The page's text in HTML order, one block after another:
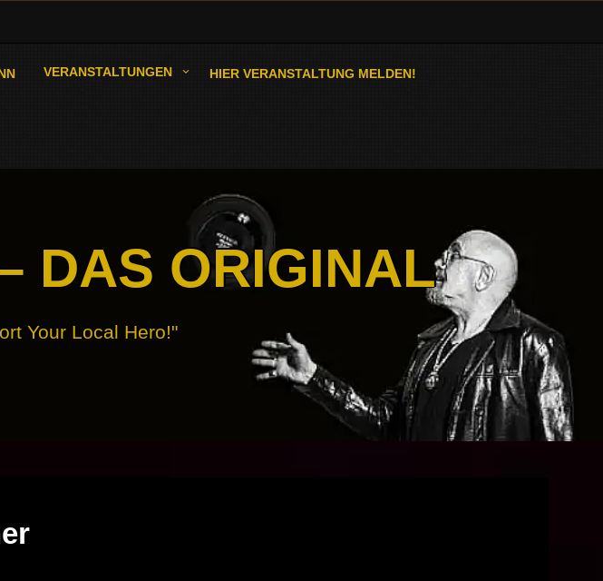
VERANSTALTUNGEN HIER VERANSTALTUNG MELDEN!
DAS ORIGINAL
Your Local Hero!"